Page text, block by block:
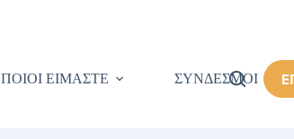
ΠΟΙΟΙ ΕΙΜΑΣΤΕ ΣΥΝΔΕΣΜΟΙ